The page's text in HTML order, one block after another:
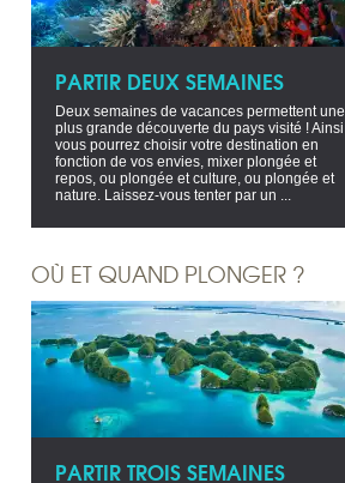
PARTIR DEUX SEMAINES
Deux semaines de vacances permettent une
plus grande découverte du pays visité ! Ainsi
vous pourrez choisir votre destination en
fonction de vos envies, mixer plongée et
repos, ou plongée et culture, ou plongée et
nature. Laissez-vous tenter par un ...
OÙ ET QUAND PLONGER ?
PARTIR TROIS SEMAINES